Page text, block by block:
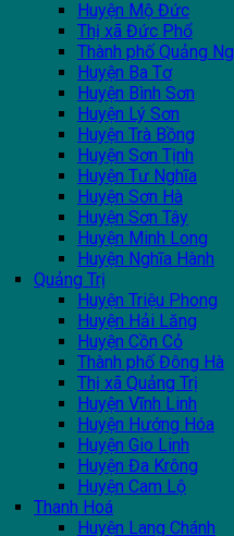
Huyện Mộ Đức
Thị xã Đức Phổ
Thành phố Quảng
Huyện Ba Tơ
Huyện Bình Sơn
Huyện Lý Sơn
Huyện Trà Bồng
Huyện Sơn Tịnh
Huyện Tư Nghĩa
Huyện Sơn Hà
Huyện Sơn Tây
Huyện Minh Long
Huyện Nghĩa Hành
Quảng Trị
Huyện Triệu Phong
Huyện Hải Lăng
Huyện Cồn Cỏ
Thành phố Đông Hà
Thị xã Quảng Trị
Huyện Vĩnh Linh
Huyện Hướng Hóa
Huyện Gio Linh
Huyện Đa Krông
Huyện Cam Lộ
Thanh Hoá
Huyện Lang Chánh